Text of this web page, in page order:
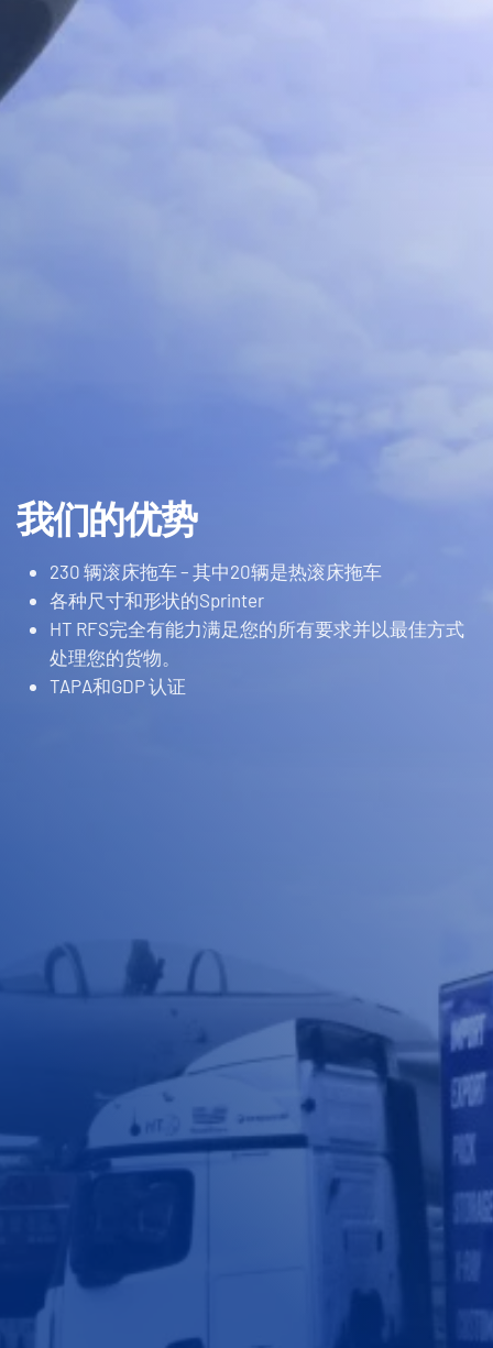
我们的优势
230 辆滚床拖车 – 其中20辆是热滚床拖车
各种尺寸和形状的Sprinter
HT RFS完全有能力满足您的所有要求并以最佳方式
处理您的货物。
TAPA和GDP认证